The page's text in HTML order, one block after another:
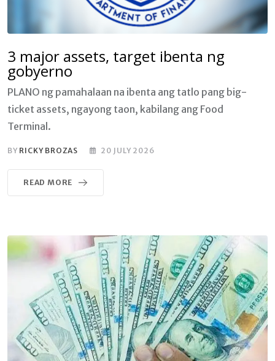
3 major assets, target ibenta ng
gobyerno
PLANO ng pamahalaan na ibenta ang tatlo pang big-
ticket assets, ngayong taon, kabilang ang Food
Terminal.
BY RICKY BROZAS 20 JULY 2026
READ MORE